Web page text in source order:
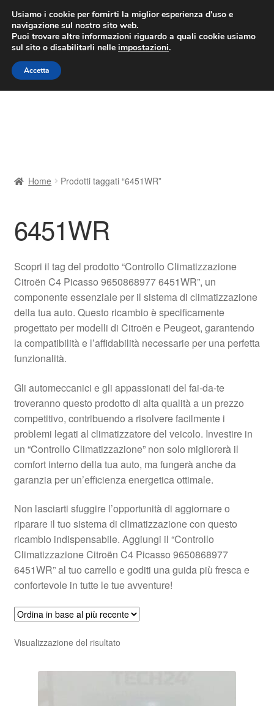
CONSEGNA da 7 EUR
Lun-Ven 9:00 - 16:00/800 580 290
Vai
alla
navigazione
Vai
al
contenuto
Contatto
Il mio account
Pagamenti
Politica sulla riservatezza
Procedura di Reclamo
Registratore di cassa
Rimostranza
Spedizione in tutto il mondo
Home Prodotti taggati “6451WR”
6451WR
Scopri il tag del prodotto “Controllo Climatizzazione
Citroën C4 Picasso 9650868977 6451WR”, un
componente essenziale per il sistema di climatizzazione
della tua auto. Questo ricambio è specificamente
progettato per modelli di Citroën e Peugeot, garantendo
la compatibilità e l’affidabilità necessarie per una perfetta
funzionalità.
Gli automeccanici e gli appassionati del fai-da-te
troveranno questo prodotto di alta qualità a un prezzo
competitivo, contribuendo a risolvere facilmente i
problemi legati al climatizzatore del veicolo. Investire in
un “Controllo Climatizzazione” non solo migliorerà il
comfort interno della tua auto, ma fungerà anche da
garanzia per un’efficienza energetica ottimale.
Non lasciarti sfuggire l’opportunità di aggiornare o
riparare il tuo sistema di climatizzazione con questo
ricambio indispensabile. Aggiungi il “Controllo
Climatizzazione Citroën C4 Picasso 9650868977
6451WR” al tuo carrello e goditi una guida più fresca e
confortevole in tutte le tue avventure!
Visualizzazione del risultato
Usiamo i cookie per fornirti la miglior esperienza d'uso e
navigazione sul nostro sito web.
Puoi trovare altre informazioni riguardo a quali cookie usiamo
sul sito o disabilitarli nelle impostazioni.
Accetta